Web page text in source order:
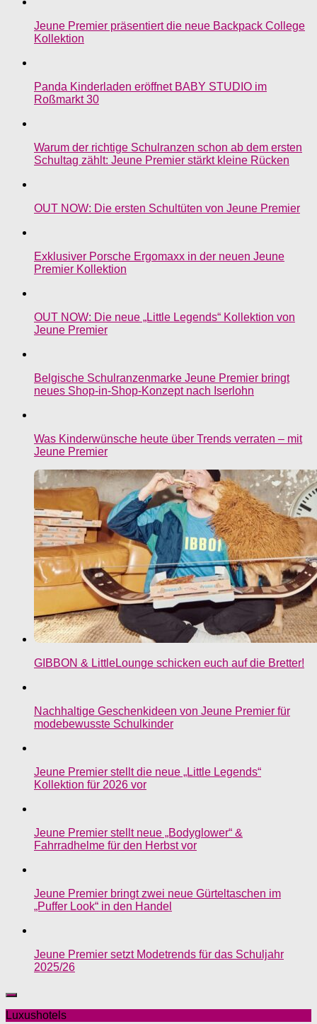
Jeune Premier präsentiert die neue Backpack College
Kollektion
Panda Kinderladen eröffnet BABY STUDIO im
Roßmarkt 30
Warum der richtige Schulranzen schon ab dem ersten
Schultag zählt: Jeune Premier stärkt kleine Rücken
OUT NOW: Die ersten Schultüten von Jeune Premier
Exklusiver Porsche Ergomaxx in der neuen Jeune
Premier Kollektion
OUT NOW: Die neue „Little Legends“ Kollektion von
Jeune Premier
Belgische Schulranzenmarke Jeune Premier bringt
neues Shop-in-Shop-Konzept nach Iserlohn
Was Kinderwünsche heute über Trends verraten – mit
Jeune Premier
GIBBON & LittleLounge schicken euch auf die Bretter!
Nachhaltige Geschenkideen von Jeune Premier für
modebewusste Schulkinder
Jeune Premier stellt die neue „Little Legends“
Kollektion für 2026 vor
Jeune Premier stellt neue „Bodyglower“ &
Fahrradhelme für den Herbst vor
Jeune Premier bringt zwei neue Gürteltaschen im
„Puffer Look“ in den Handel
Jeune Premier setzt Modetrends für das Schuljahr
2025/26
Luxushotels